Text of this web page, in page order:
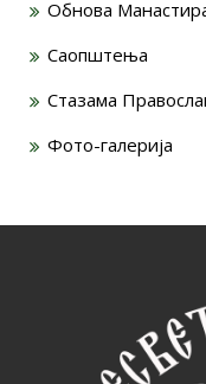
Обнова
Саопштења
Стазама
Фото-галерија